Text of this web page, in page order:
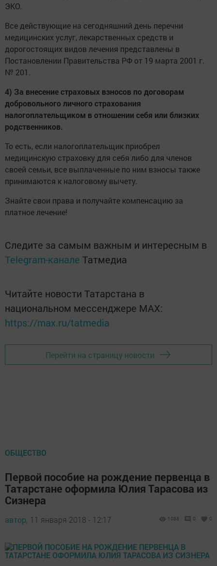
ЭКО.
Все действующие на сегодняшний день перечни
медицинских услуг, лекарственных средств и
дорогостоящих видов лечения представлены в
Постановлении Правительства РФ от 19 марта 2001 г.
№ 201.
4) За внесение страховых взносов по договорам
добровольного личного страхования
налогоплательщиком в отношении себя или близких
родственников.
То есть, если налогоплательщик приобрел
медицинскую страховку для себя либо для членов
своей семьи, все выплаченные по ним взносы также
принимаются к налоговому вычету.
Знайте свои права и получайте компенсацию за
платное лечение!
Следите за самым важным и интересным в
Telegram-канале Татмедиа
Читайте новости Татарстана в
национальном мессенджере MАХ:
https://max.ru/tatmedia
Перейти на страницу новости
ОБЩЕСТВО
Первой пособие на рождение первенца в
Татарстане оформила Юлия Тарасова из
Сизнера
автор, 11 января 2018 - 12:17 1088 0 0